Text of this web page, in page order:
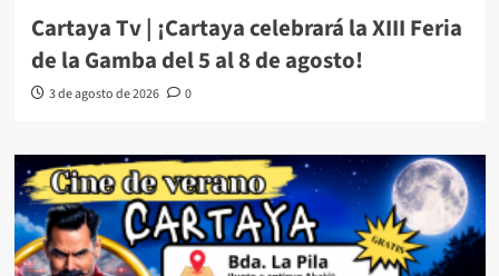
Cartaya Tv | ¡Cartaya celebrará la XIII Feria
de la Gamba del 5 al 8 de agosto!
3 de agosto de 2026 0